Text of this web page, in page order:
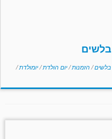
בלשים/ הזמנות/יום הולדת/יומולדת/